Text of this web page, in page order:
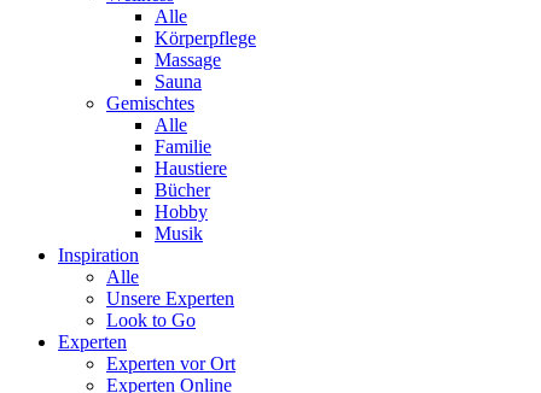
Alle
Körperpflege
Massage
Sauna
Gemischtes
Alle
Familie
Haustiere
Bücher
Hobby
Musik
Inspiration
Alle
Unsere Experten
Look to Go
Experten
Experten vor Ort
Experten Online